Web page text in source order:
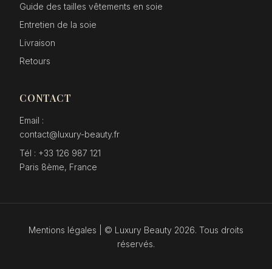
Guide des tailles vêtements en soie
Entretien de la soie
Livraison
Retours
CONTACT
Email :
contact@luxury-beauty.fr
Tél : +33 126 987 121
Paris 8ème, France
Mentions légales | © Luxury Beauty 2026. Tous droits
réservés.